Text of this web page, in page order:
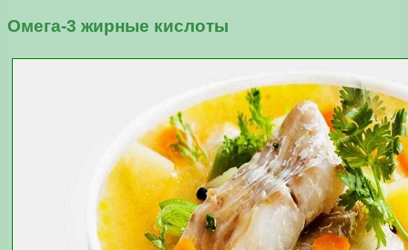
Омега-3 жирные кислоты